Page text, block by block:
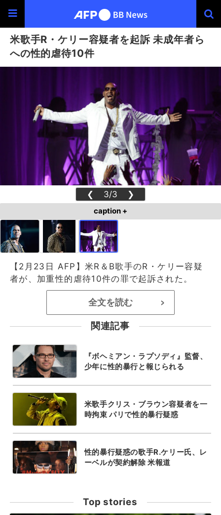
米歌手R・ケリー容疑者を起訴 未成年者ら
への性的虐待10件
❮ 3/3 ❯
caption +
【2月23日 AFP】米R＆B歌手のR・ケリー容疑
者が、加重性的虐待10件の罪で起訴された。
全文を読む >
関連記事
『ボヘミアン・ラプソディ』監督、
少年に性的暴行と報じられる
米歌手クリス・ブラウン容疑者を一
時拘束 パリで性的暴行疑惑
性的暴行疑惑の歌手R.ケリー氏、レ
ーベルが契約解除 米報道
Top stories